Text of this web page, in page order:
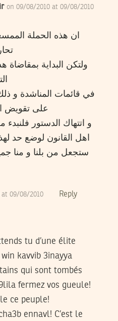
on 09/08/2010 at 09/08/2010
ان هذه الحملة
ولتكن البداية بمقاضاة
في قائمات المناشدة و
على تقويض
و اتتهاك الدستور فلنبدء
اهل القانون لوضع حد
ستجعل من بلنا و منا
09/08/2010 Reply
tu d’une élite
kavvib 3inayya
qui sont tombés
fermez vos gueule!
ce peuple!
ennavl! C’est le